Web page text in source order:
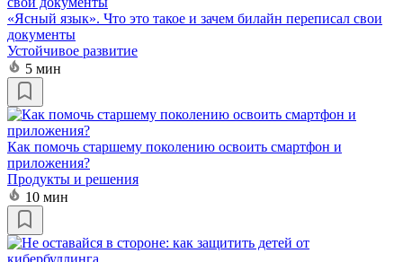
«Ясный язык». Что это такое и зачем билайн переписал свои
документы
Устойчивое развитие
5 мин
Как помочь старшему поколению освоить смартфон и
приложения?
Продукты и решения
10 мин